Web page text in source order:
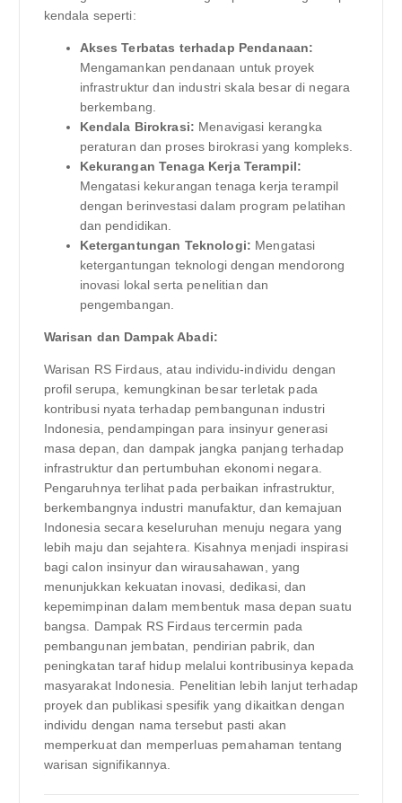
kendala seperti:
Akses Terbatas terhadap Pendanaan:
Mengamankan pendanaan untuk proyek
infrastruktur dan industri skala besar di negara
berkembang.
Kendala Birokrasi: Menavigasi kerangka
peraturan dan proses birokrasi yang kompleks.
Kekurangan Tenaga Kerja Terampil:
Mengatasi kekurangan tenaga kerja terampil
dengan berinvestasi dalam program pelatihan
dan pendidikan.
Ketergantungan Teknologi: Mengatasi
ketergantungan teknologi dengan mendorong
inovasi lokal serta penelitian dan
pengembangan.
Warisan dan Dampak Abadi:
Warisan RS Firdaus, atau individu-individu dengan
profil serupa, kemungkinan besar terletak pada
kontribusi nyata terhadap pembangunan industri
Indonesia, pendampingan para insinyur generasi
masa depan, dan dampak jangka panjang terhadap
infrastruktur dan pertumbuhan ekonomi negara.
Pengaruhnya terlihat pada perbaikan infrastruktur,
berkembangnya industri manufaktur, dan kemajuan
Indonesia secara keseluruhan menuju negara yang
lebih maju dan sejahtera. Kisahnya menjadi inspirasi
bagi calon insinyur dan wirausahawan, yang
menunjukkan kekuatan inovasi, dedikasi, dan
kepemimpinan dalam membentuk masa depan suatu
bangsa. Dampak RS Firdaus tercermin pada
pembangunan jembatan, pendirian pabrik, dan
peningkatan taraf hidup melalui kontribusinya kepada
masyarakat Indonesia. Penelitian lebih lanjut terhadap
proyek dan publikasi spesifik yang dikaitkan dengan
individu dengan nama tersebut pasti akan
memperkuat dan memperluas pemahaman tentang
warisan signifikannya.